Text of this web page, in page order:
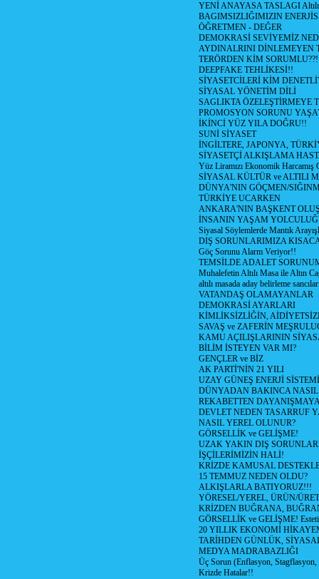
YENİ ANAYASA TASLAGI Altılı
BAGIMSIZLIĞIMIZIN
ÖĞRETMEN - DEĞER
DEMOKRASİ SEVİYEMİZ
AYDINALRINI DİNLEMEYEN
TERÖRDEN KİM
DEEPFAKE TEHLİKESİ!!
SİYASETCİLERİ KİM
SİYASAL YÖNETİM DİLİ
SAGLIKTA ÖZELEŞTİRMEYE
PROMOSYON SORUNU
İKİNCİ YÜZ YILA DOĞRU!!
SUNİ SİYASET
İNGİLTERE, JAPONYA,
SİYASETÇİ ALKIŞLAMA
Yüz Liramızı Ekonomik Harcamış
SİYASAL KÜLTÜR ve ALTILI
DÜNYA'NIN GÖÇMEN/
TÜRKİYE UCARKEN
ANKARA'NIN BAŞKENT
İNSANIN YAŞAM
Siyasal Söylemlerde Mantık
DIŞ SORUNLARIMIZA
Göç Sorunu Alarm Veriyor!!
TEMSİLDE ADALET
Muhalefetin Altılı Masa ile Altın
altılı masada aday belirleme
VATANDAŞ OLAMAYANLAR
DEMOKRASİ AYARLARI
KİMLİKSİZLİĞİN,
SAVAŞ ve ZAFERİN
KAMU AÇILIŞLARININ
BİLİM İSTEYEN VAR MI?
GENÇLER ve BİZ
AK PARTİ'NİN 21 YILI
UZAY GÜNEŞ ENERJİ SİSTEMİ
DÜNYADAN BAKINCA
REKABETTEN
DEVLET NEDEN TASARRUF
NASIL YEREL OLUNUR?
GÖRSELLİK ve GELİŞME!
UZAK YAKIN DIŞ
İŞÇİLERİMİZİN HALİ!
KRİZDE KAMUSAL
15 TEMMUZ NEDEN OLDU?
ALKIŞLARLA BATIYORUZ!!!
YÖRESEL/YEREL, ÜRÜN/
KRİZDEN BUĞRANA,
GÖRSELLİK ve GELİŞME!
20 YILLIK EKONOMİ
TARİHDEN GÜNLÜK,
MEDYA MADRABAZLIĞI
Üç Sorun (Enflasyon, Stagflasyon,
Krizde Hatalar!!